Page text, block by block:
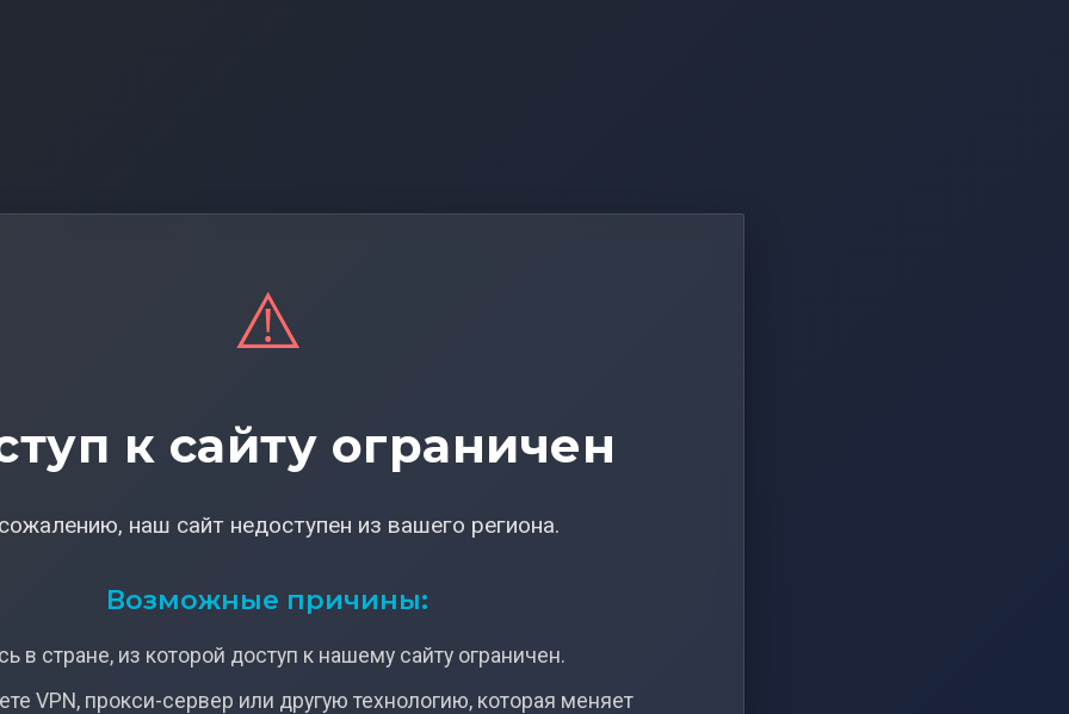
⚠️
к сайту ограничен
наш сайт недоступен из вашего региона.
Возможные причины:
в стране, из которой доступ к нашему сайту ограничен.
VPN, прокси-сервер или другую технологию, которая меняет